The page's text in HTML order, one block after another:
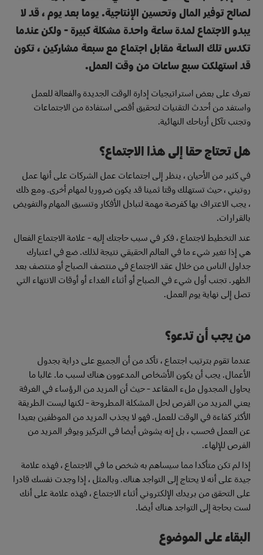
لصالح توفير المال وتحسين الإنتاجية. يوما بعد يوم ، قد لا
يبدو الاجتماع لمدة ساعة واحدة مشكلة كبيرة - ولكن عندما
تكدس تلك الساعة مقابل اجتماع مع سبعة مشاركين ، تكون
قد استهلكت سبع ساعات من وقت العمل.
تعرف على بعض استراتيجيات إدارة الوقت الجديدة والفعالة للعمل
واستفد من أحدث التقنيات لتحقيق أقصى استفادة من الاجتماعات
وتجنب تآكل أرباحك النهائية.
هل تحتاج حقا إلى هذا الاجتماع؟
في كثير من الأحيان ، ينظر إلى اجتماعات عمل الشركات على أنها عمل
روتيني ، حيث تستهلك وقتا ثمينا قد يكون ضروريا لمهام أخرى. ومع ذلك
، يجب الاعتراف بها كفرصة مهمة لتبادل الأفكار وتنسيق المهام والتفويض
بالقرارات.
عند التخطيط لاجتماع ، فكر في سبب حاجتك إليه - علامة الاجتماع الفعال
هي إذا تغير شيء ما في العالم الحقيقي نتيجة لذلك. ضع في اعتبارك
جداول الناس من خلال عقد الاجتماع في منتصف الصباح أو منتصف بعد
الظهر. تجنب أول شيء في الصباح أو أثناء الغداء أو أوقات الانتهاء التي
تصل إلى نهاية يوم العمل.
من يجب أن تدعو؟
عندما تقوم بترتيب اجتماع ، تأكد من أن الجميع على دراية بجدول
الأعمال. يجب أن يكون الأشخاص المدعوون هناك لسبب ما. غالبا ما
يحاول المجدول ملء المقاعد - حيث أن المزيد من الرؤساء في الغرفة
يعني المزيد من الفرص لحل المشكلة المطروحة - لكنها ليست الطريقة
الأكثر كفاءة في الوقت للعمل. فهو لا يجذب المزيد من الموظفين بعيدا
عن العمل فحسب ، بل إنه يشوش أيضا في التركيز ويوفر المزيد من
الفرص للإلهاء.
إذا لم تكن متأكدا مما سيساهم به شخص ما في الاجتماع ، فهذه علامة
جيدة على أنه لا يحتاج إلى التواجد هناك. وبالمثل ، إذا وجدت نفسك قادرا
على التحقق من بريدك الإلكتروني أثناء الاجتماع ، فهذه علامة على أنك
لست بحاجة إلى التواجد هناك أيضا.
البقاء على الموضوع